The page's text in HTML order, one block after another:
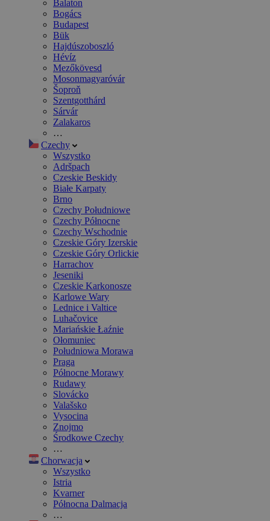
Balaton
Bogács
Budapest
Bük
Hajdúszoboszló
Hévíz
Mezőkövesd
Mosonmagyaróvár
Šoproň
Szentgotthárd
Sárvár
Zalakaros
…
Czechy
Wszystko
Adršpach
Czeskie Beskidy
Białe Karpaty
Brno
Czechy Południowe
Czechy Północne
Czechy Wschodnie
Czeskie Góry Izerskie
Czeskie Góry Orlickie
Harrachov
Jeseniki
Czeskie Karkonosze
Karlowe Wary
Lednice i Valtice
Luhačovice
Mariańskie Łaźnie
Ołomuniec
Południowa Morawa
Praga
Północne Morawy
Rudawy
Slovácko
Valašsko
Vysocina
Znojmo
Środkowe Czechy
…
Chorwacja
Wszystko
Istria
Kvarner
Północna Dalmacja
…